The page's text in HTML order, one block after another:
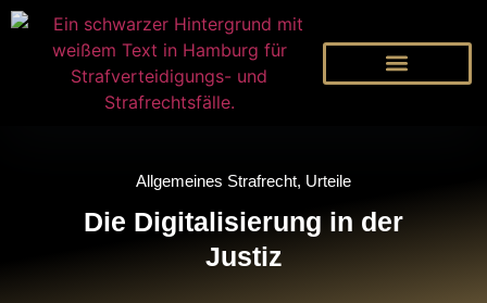
Allgemeines Strafrecht, Urteile
Die Digitalisierung in der
Justiz